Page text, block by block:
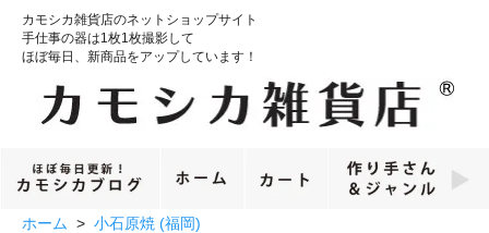
カモシカ雑貨店のネットショップサイト
手仕事の器は1枚1枚撮影して
ほぼ毎日、新商品をアップしています！
ホーム > 小石原焼 (福岡)